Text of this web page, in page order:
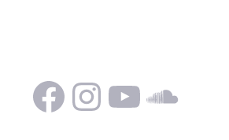
Facebook
Instagram
YouTube